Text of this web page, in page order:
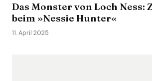
Das Monster von Loch Ness:
beim »Nessie Hunter«
11. April 2025